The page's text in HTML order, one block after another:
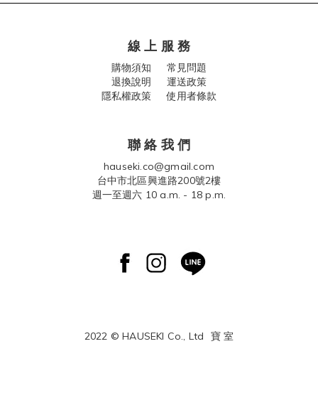
線 上 服 務
購物須知 常見問題
退換說明
運送政策
隱私權政策 使用者條款
聯 絡 我 們
hauseki.co@gmail.com
台中市北區興進路200號2樓
週一至週六 10 a.m. - 18 p.m.
2022 © HAUSEKI Co., Ltd 寶 室